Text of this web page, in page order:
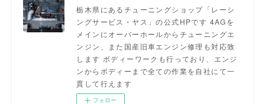
栃木県にあるチューニングショップ「レーシ
ングサービス・ヤス」の公式HPです 4AGを
メインにオーバーホールからチューニングエ
ンジン、また国産旧車エンジン修理も対応致
します ボディーワークも行っており、エンジ
ンからボディーまで全ての作業を自社にて一
貫して行えます
フォロー